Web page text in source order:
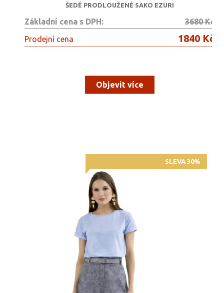
ŠEDÉ PRODLOUŽENÉ SAKO EZURI
Základní cena s DPH:
3680 Kč
Prodejní cena
1840 Kč
Objevit více
SLEVA 30%